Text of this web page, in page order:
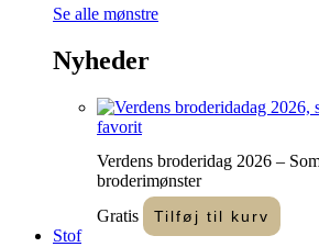
Se alle mønstre
Nyheder
favorit
Verdens broderidag 2026 –
broderimønster
Gratis
Tilføj til kurv
Stof